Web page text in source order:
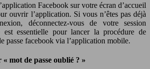
Facebook sur votre écran d’accueil
ouvrir l’application. Si vous n’êtes pas déjà
déconnectez-vous de votre session
est essentielle pour lancer la procédure de
passe facebook via l’application mobile.
mot de passe oublié ? »